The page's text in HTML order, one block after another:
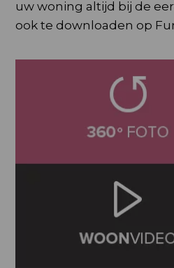
uw woning altijd bij de
ook te downloaden op